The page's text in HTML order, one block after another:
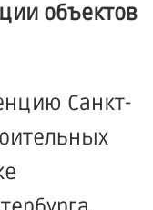
объектов
Санкт-